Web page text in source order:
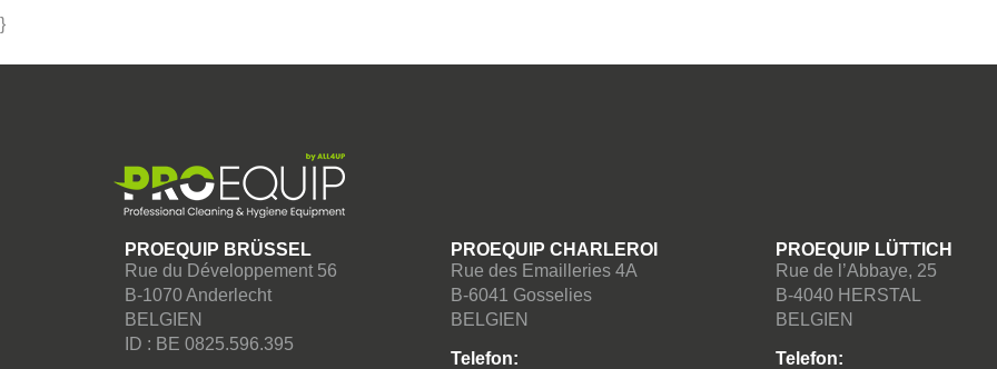
}
PROEQUIP BRÜSSEL
Rue du Développement 56
B-1070 Anderlecht
BELGIEN
ID : BE 0825.596.395
PROEQUIP CHARLEROI
Rue des Emailleries 4A
B-6041 Gosselies
BELGIEN
Telefon:
PROEQUIP LÜTTICH
Rue de l’Abbaye, 25
B-4040 HERSTAL
BELGIEN
Telefon: